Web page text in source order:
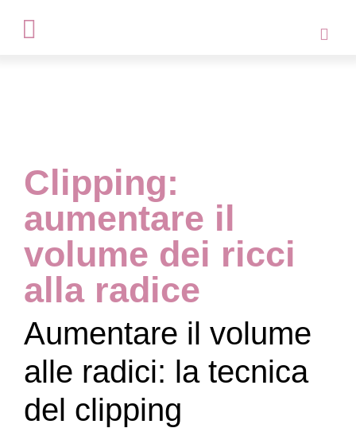
Clipping:
aumentare il
volume dei ricci
alla radice
Aumentare il volume
alle radici: la tecnica
del clipping